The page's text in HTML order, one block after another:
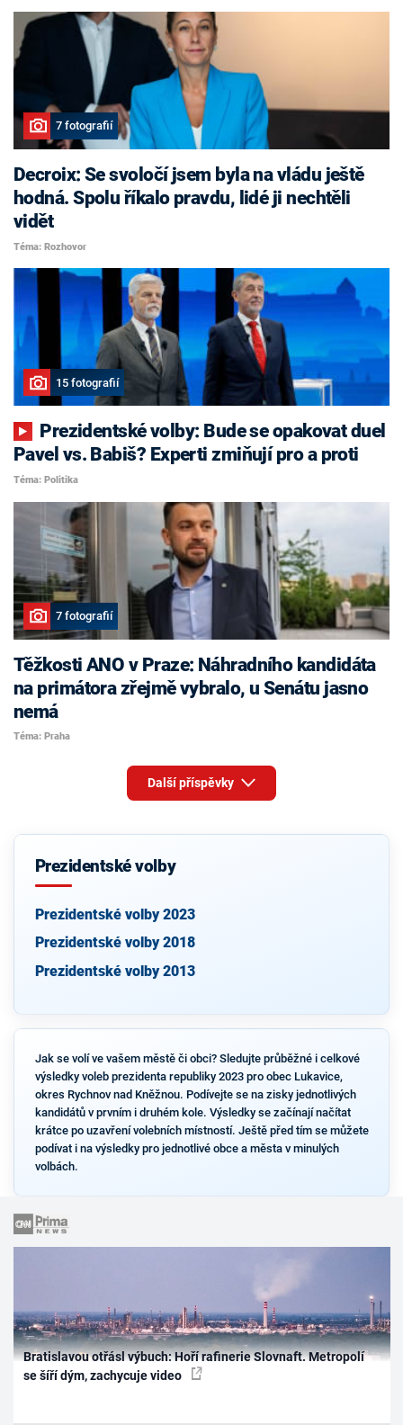
7 fotografií
Decroix: Se svoločí jsem byla na vládu ještě
hodná. Spolu říkalo pravdu, lidé ji nechtěli
vidět
Téma: Rozhovor
15 fotografií
Pavel vs. Babiš? Experti zmiňují pro a proti
Téma: Politika
7 fotografií
Těžkosti ANO v Praze: Náhradního kandidáta
na primátora zřejmě vybralo, u Senátu jasno
nemá
Téma: Praha
Další příspěvky
Prezidentské volby
Prezidentské volby 2023
Prezidentské volby 2018
Prezidentské volby 2013
Jak se volí ve vašem městě či obci? Sledujte průběžné i celkové
výsledky voleb prezidenta republiky 2023 pro obec Lukavice,
okres Rychnov nad Kněžnou. Podívejte se na zisky jednotlivých
kandidátů v prvním i druhém kole. Výsledky se začínají načítat
krátce po uzavření volebních místností. Ještě před tím se můžete
podívat i na výsledky pro jednotlivé obce a města v minulých
volbách.
Bratislavou otřásl výbuch: Hoří rafinerie Slovnaft. Metropolí
se šíří dým, zachycuje video